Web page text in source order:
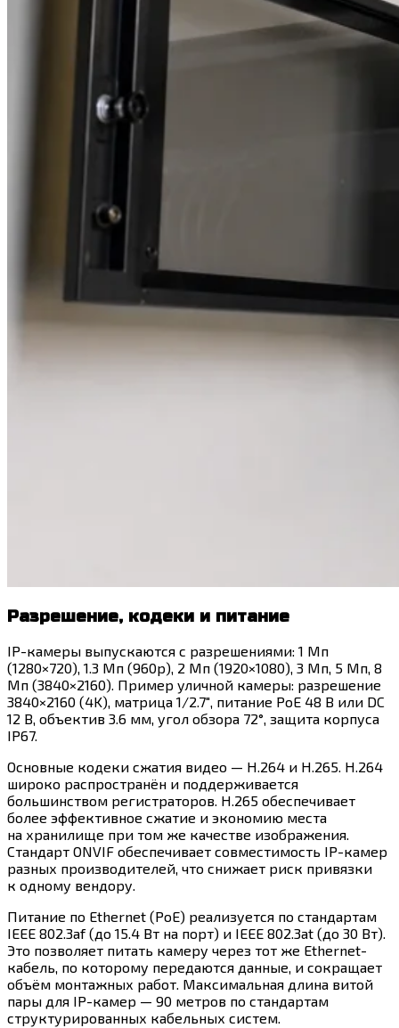
Разрешение, кодеки и питание
IP-камеры выпускаются с разрешениями: 1 Мп
(1280×720), 1.3 Мп (960p), 2 Мп (1920×1080), 3 Мп, 5 Мп, 8
Мп (3840×2160). Пример уличной камеры: разрешение
3840×2160 (4K), матрица 1/2.7″, питание PoE 48 В или DC
12 В, объектив 3.6 мм, угол обзора 72°, защита корпуса
IP67.
Основные кодеки сжатия видео — H.264 и H.265. H.264
широко распространён и поддерживается
большинством регистраторов. H.265 обеспечивает
более эффективное сжатие и экономию места
на хранилище при том же качестве изображения.
Стандарт ONVIF обеспечивает совместимость IP-камер
разных производителей, что снижает риск привязки
к одному вендору.
Питание по Ethernet (PoE) реализуется по стандартам
IEEE 802.3af (до 15.4 Вт на порт) и IEEE 802.3at (до 30 Вт).
Это позволяет питать камеру через тот же Ethernet-
кабель, по которому передаются данные, и сокращает
объём монтажных работ. Максимальная длина витой
пары для IP-камер — 90 метров по стандартам
структурированных кабельных систем.